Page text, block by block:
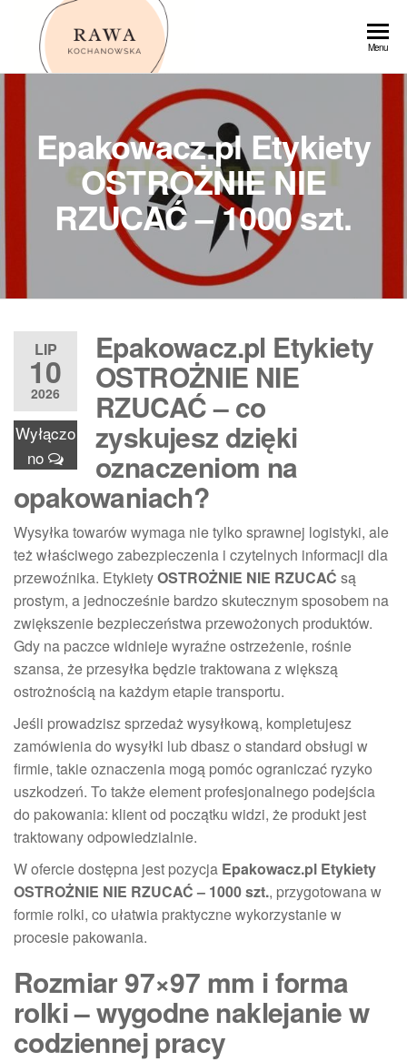
Przejdź
Menu
Epakowacz.pl Etykiety
OSTROŻNIE NIE
RZUCAĆ – 1000 szt.
LIP
10
2026
Wyłączo
no
Epakowacz.pl Etykiety
OSTROŻNIE NIE
RZUCAĆ – co
zyskujesz dzięki
oznaczeniom na
opakowaniach?
Wysyłka towarów wymaga nie tylko sprawnej logistyki, ale
też właściwego zabezpieczenia i czytelnych informacji dla
przewoźnika. EtykietyOSTROŻNIE NIE RZUCAĆ są
prostym, a jednocześnie bardzo skutecznym sposobem na
zwiększenie bezpieczeństwa przewożonych produktów.
Gdy na paczce widnieje wyraźne ostrzeżenie, rośnie
szansa, że przesyłka będzie traktowana z większą
ostrożnością na każdym etapie transportu.
Jeśli prowadzisz sprzedaż wysyłkową, kompletujesz
zamówienia do wysyłki lub dbasz o standard obsługi w
firmie, takie oznaczenia mogą pomóc ograniczać ryzyko
uszkodzeń. To także element profesjonalnego podejścia
do pakowania: klient od początku widzi, że produkt jest
traktowany odpowiedzialnie.
W ofercie dostępna jest pozycja Epakowacz.pl Etykiety
OSTROŻNIE NIE RZUCAĆ – 1000 szt., przygotowana w
formie rolki, co ułatwia praktyczne wykorzystanie w
procesie pakowania.
Rozmiar 97×97 mm i forma
rolki – wygodne naklejanie w
codziennej pracy